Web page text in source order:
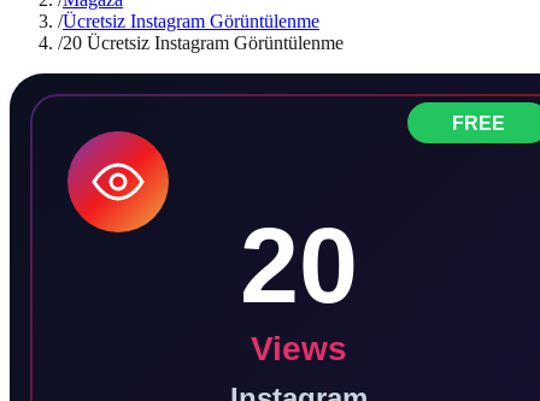
/Ücretsiz Instagram Görüntülenme
/20 Ücretsiz Instagram Görüntülenme